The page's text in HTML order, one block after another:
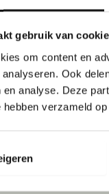
gebruik van
om content en
Ook
en analyse. Deze
verzameld